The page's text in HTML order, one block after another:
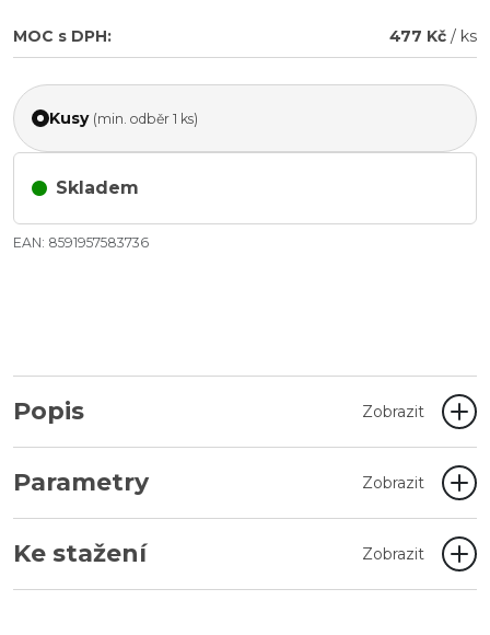
MOC s DPH: 477 Kč / ks
Kusy (min. odběr 1 ks)
Skladem
EAN: 8591957583736
Popis Zobrazit
Parametry Zobrazit
Ke stažení Zobrazit